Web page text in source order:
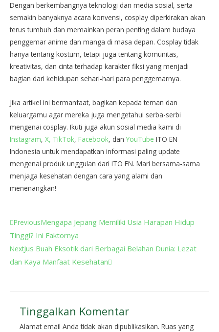
Dengan berkembangnya teknologi dan media sosial, serta
semakin banyaknya acara konvensi, cosplay diperkirakan akan
terus tumbuh dan memainkan peran penting dalam budaya
penggemar anime dan manga di masa depan. Cosplay tidak
hanya tentang kostum, tetapi juga tentang komunitas,
kreativitas, dan cinta terhadap karakter fiksi yang menjadi
bagian dari kehidupan sehari-hari para penggemarnya.
Jika artikel ini bermanfaat, bagikan kepada teman dan
keluargamu agar mereka juga mengetahui serba-serbi
mengenai cosplay. Ikuti juga akun sosial media kami di
Instagram, X, TikTok, Facebook, dan YouTube ITO EN
Indonesia untuk mendapatkan informasi paling update
mengenai produk unggulan dari ITO EN. Mari bersama-sama
menjaga kesehatan dengan cara yang alami dan
menenangkan!
PreviousMengapa Jepang Memiliki Usia Harapan Hidup
Tinggi? Ini Faktornya
NextJus Buah Eksotik dari Berbagai Belahan Dunia: Lezat
dan Kaya Manfaat Kesehatan
Tinggalkan Komentar
Alamat email Anda tidak akan dipublikasikan. Ruas yang